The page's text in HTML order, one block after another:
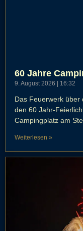
60 Jahre
9. August 2026 16:32
Das Feuerwerk über
den 60 Jahr-
Campingplatz am
Weiterlesen »